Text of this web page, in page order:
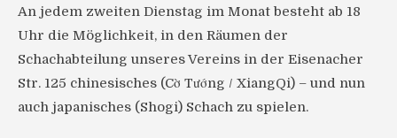
An jedem zweiten Dienstag im Monat besteht ab 18
Uhr die Möglichkeit, in den Räumen der
Schachabteilung unseres Vereins in der Eisenacher
Str. 125 chinesisches (Cờ Tướng / XiangQi) – und nun
auch japanisches (Shogi) Schach zu spielen.